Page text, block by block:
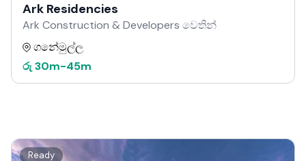
Ark Residencies
Ark Construction & Developers වෙතින්
ගනේමුල්ල
රු 30m-45m
Ready